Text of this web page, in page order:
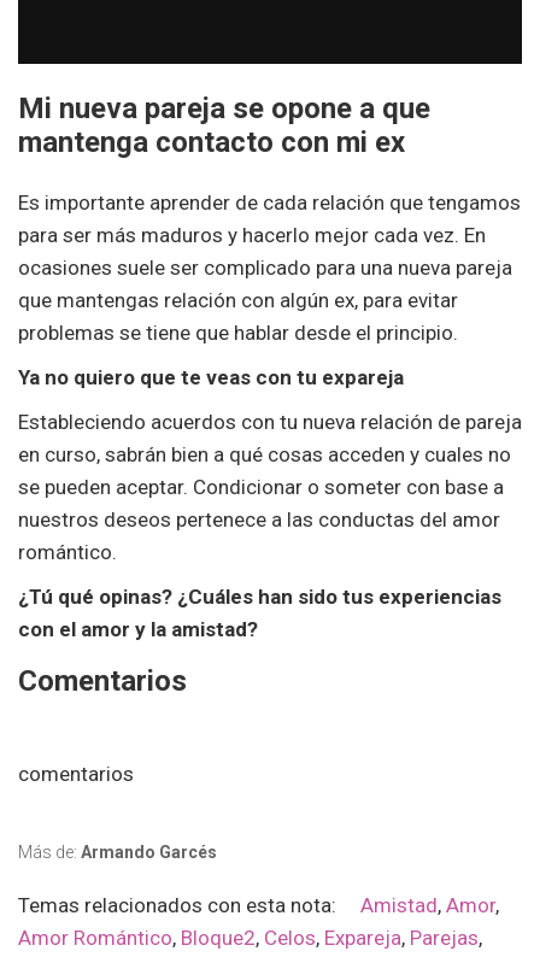
Mi nueva pareja se opone a que
mantenga contacto con mi ex
Es importante aprender de cada relación que tengamos
para ser más maduros y hacerlo mejor cada vez. En
ocasiones suele ser complicado para una nueva pareja
que mantengas relación con algún ex, para evitar
problemas se tiene que hablar desde el principio.
Ya no quiero que te veas con tu expareja
Estableciendo acuerdos con tu nueva relación de pareja
en curso, sabrán bien a qué cosas acceden y cuales no
se pueden aceptar. Condicionar o someter con base a
nuestros deseos pertenece a las conductas del amor
romántico.
¿Tú qué opinas? ¿Cuáles han sido tus experiencias
con el amor y la amistad?
Comentarios
comentarios
Más de: Armando Garcés
Temas relacionados con esta nota: Amistad, Amor,
Amor Romántico, Bloque2, Celos, Expareja, Parejas,